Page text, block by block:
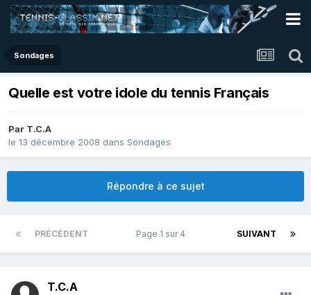
Sondages
Quelle est votre idole du tennis Français
Par T.C.A
le 13 décembre 2008 dans Sondages
Répondre à ce sujet
PRÉCÉDENT SUIVANT
Page 1 sur 4
T.C.A